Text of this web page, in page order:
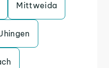
Mittweida